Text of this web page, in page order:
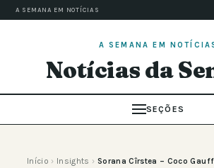
A SEMANA EM NOTÍCIAS
A SEMANA EM
Notícias da
SEÇÕES
Início › Insights › Sorana Cîrstea – Coco